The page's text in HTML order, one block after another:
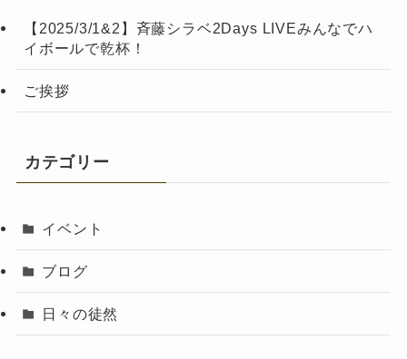
【2025/3/1&2】斉藤シラベ2Days LIVEみんなでハ
イボールで乾杯！
ご挨拶
カテゴリー
イベント
ブログ
日々の徒然